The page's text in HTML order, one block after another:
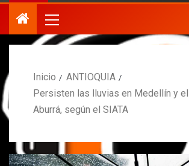
Inicio
ANTIOQUIA
Persisten las lluvias en Medellín y
Aburrá, según el SIATA